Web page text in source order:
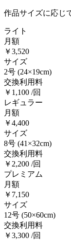
作品サイズに応じ
ライト
月額
￥3,520
サイズ
2号 (24×19cm)
交換利用料
￥1,100 /回
レギュラー
月額
￥4,400
サイズ
8号 (41×32cm)
交換利用料
￥2,200 /回
プレミアム
月額
￥7,150
サイズ
12号 (50×60cm)
交換利用料
￥3,300 /回